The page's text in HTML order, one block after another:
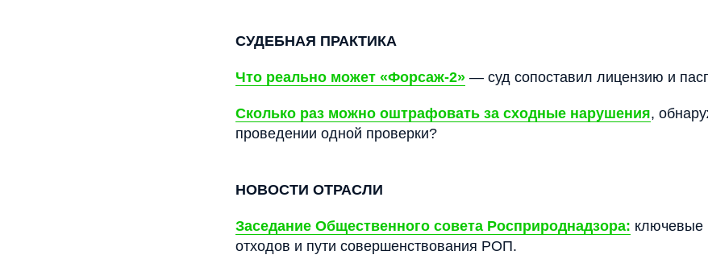
СУДЕБНАЯ ПРАКТИКА
Что реально может «Форсаж-2» — суд сопоставил лицензию и
Сколько раз можно оштрафовать за сходные нарушения,
проведении одной проверки?
НОВОСТИ ОТРАСЛИ
Заседание Общественного совета Росприроднадзора: ключевые
отходов и пути совершенствования РОП.